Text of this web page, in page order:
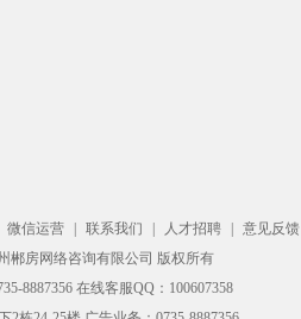
微信运营 联系我们 人才招聘
意见反馈
郴房网络咨询有限公司 版权所有
8887356 在线客服QQ：100607358